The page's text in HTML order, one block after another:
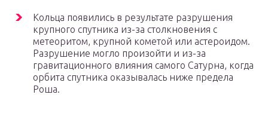
Кольца появились в результате разрушения
крупного спутника из-за столкновения с
метеоритом, крупной кометой или астероидом.
Разрушение могло произойти и из-за
гравитационного влияния самого Сатурна, когда
орбита спутника оказывалась ниже предела
Роша.